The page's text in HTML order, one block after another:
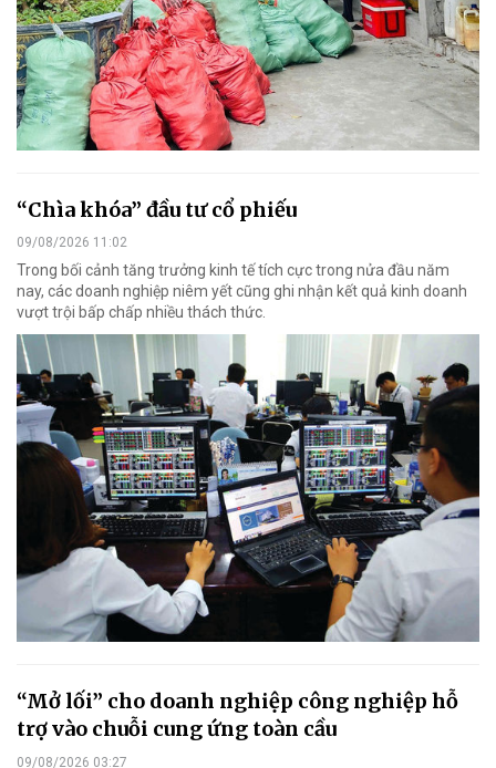
“Chìa khóa” đầu tư cổ phiếu
09/08/2026 11:02
Trong bối cảnh tăng trưởng kinh tế tích cực trong nửa đầu năm
nay, các doanh nghiệp niêm yết cũng ghi nhận kết quả kinh doanh
vượt trội bấp chấp nhiều thách thức.
“Mở lối” cho doanh nghiệp công nghiệp hỗ
trợ vào chuỗi cung ứng toàn cầu
09/08/2026 03:27